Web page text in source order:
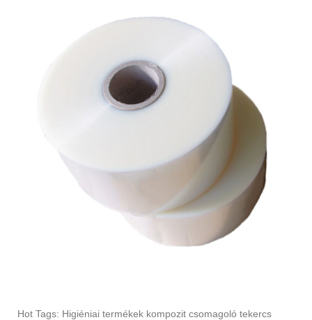
Hot Tags: Higiéniai termékek kompozit csomagoló tekercs